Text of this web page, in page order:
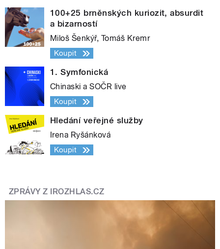
100+25 brněnských kuriozit, absurdit
a bizarností
Miloš Šenkýř, Tomáš Kremr
Koupit
1. Symfonická
Chinaski a SOČR live
Koupit
Hledání veřejné služby
Irena Ryšánková
Koupit
ZPRÁVY Z IROZHLAS.CZ